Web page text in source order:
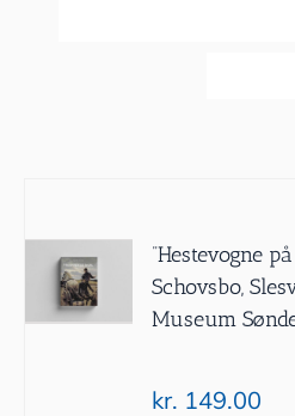
”Hestevogne
Schovsbo,
Museum
kr. 149.00